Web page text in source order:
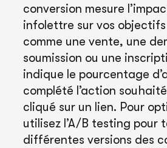
conversion mesure
infolettre sur vos
comme une vente, une
soumission ou une
indique le pourcentage
complété l’action
cliqué sur un lien. Pour
utilisez l’A/B testing pour
différentes versions des